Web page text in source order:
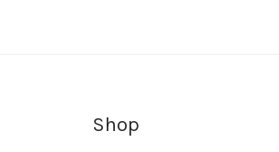
Shop